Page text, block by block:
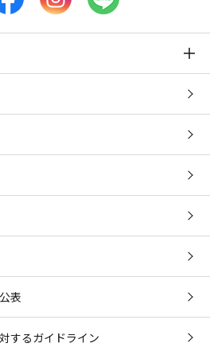
表
するガイドライン